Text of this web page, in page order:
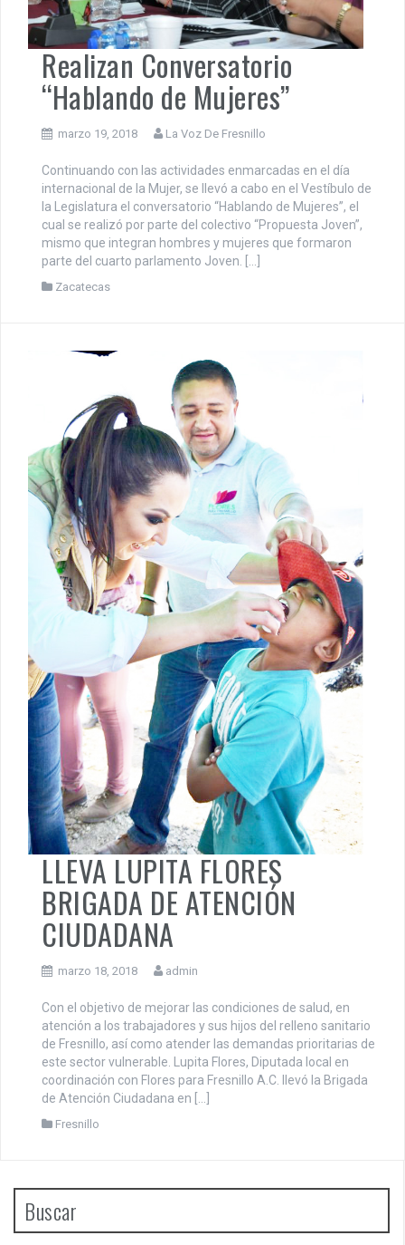
Realizan Conversatorio
“Hablando de Mujeres”
marzo 19, 2018 La Voz De Fresnillo
Continuando con las actividades enmarcadas en el día
internacional de la Mujer, se llevó a cabo en el Vestíbulo de
la Legislatura el conversatorio “Hablando de Mujeres”, el
cual se realizó por parte del colectivo “Propuesta Joven”,
mismo que integran hombres y mujeres que formaron
parte del cuarto parlamento Joven. […]
Zacatecas
LLEVA LUPITA FLORES
BRIGADA DE ATENCIÓN
CIUDADANA
marzo 18, 2018 admin
Con el objetivo de mejorar las condiciones de salud, en
atención a los trabajadores y sus hijos del relleno sanitario
de Fresnillo, así como atender las demandas prioritarias de
este sector vulnerable. Lupita Flores, Diputada local en
coordinación con Flores para Fresnillo A.C. llevó la Brigada
de Atención Ciudadana en […]
Fresnillo
Buscar